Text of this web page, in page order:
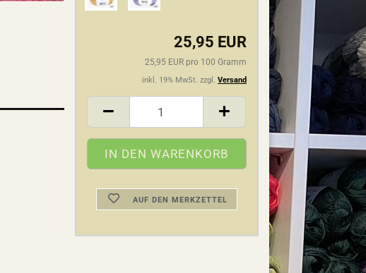
25,95 EUR
25,95 EUR pro 100 Gramm
inkl. 19% MwSt. zzgl. Versand
AUF DEN MERKZETTEL